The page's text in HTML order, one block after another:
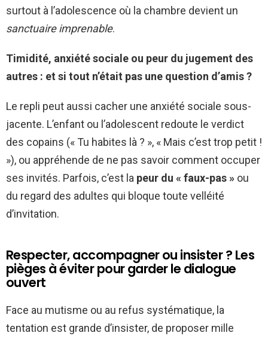
surtout à l’adolescence où la chambre devient un
sanctuaire imprenable.
Timidité, anxiété sociale ou peur du jugement des
autres : et si tout n’était pas une question d’amis ?
Le repli peut aussi cacher une anxiété sociale sous-
jacente. L’enfant ou l’adolescent redoute le verdict
des copains (« Tu habites là ? », « Mais c’est trop petit !
»), ou appréhende de ne pas savoir comment occuper
ses invités. Parfois, c’est la peur du « faux-pas » ou
du regard des adultes qui bloque toute velléité
d’invitation.
Respecter, accompagner ou insister ? Les
pièges à éviter pour garder le dialogue
ouvert
Face au mutisme ou au refus systématique, la
tentation est grande d’insister, de proposer mille